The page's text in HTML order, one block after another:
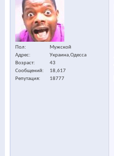
Пол
Мужской
Адрес
Украина,Одесса
Возраст
43
Сообщений
18,617
Репутация
18777